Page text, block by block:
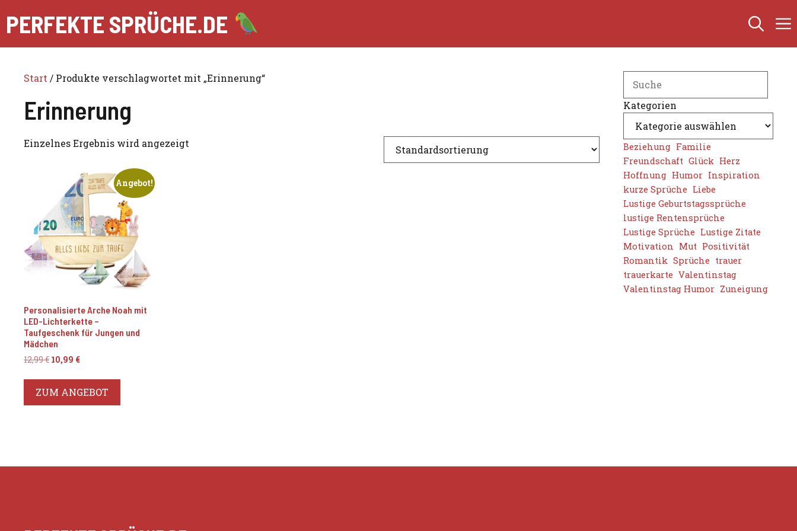
Inhalt
springen
PERFEKTE SPRÜCHE.DE
Start / Produkte verschlagwortet mit „Erinnerung“
Erinnerung
Einzelnes Ergebnis wird angezeigt
Angebot!
Personalisierte Arche Noah mit
LED-Lichterkette –
Taufgeschenk für Jungen und
Mädchen
12,99€ Ursprünglicher
war:
12,99 €
10,99 €Aktueller
ist:
10,99 €.
ZUM ANGEBOT
Kategorien
Beziehung Familie
Freundschaft Glück Herz
Hoffnung Humor Inspiration
kurze Sprüche Liebe
Lustige Geburtstagssprüche
lustige Rentensprüche
Lustige Sprüche Lustige Zitate
Motivation Mut Positivität
Romantik Sprüche trauer
trauerkarte Valentinstag
Valentinstag Humor Zuneigung